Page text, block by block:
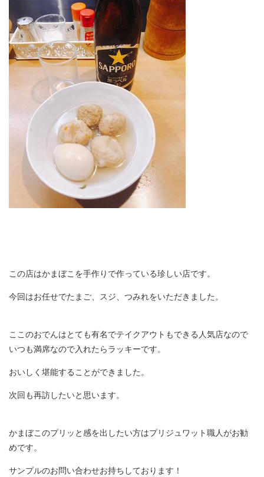
この店はかまぼこを手作りで作っている珍しい店です。
今回はお任せでたまご、スジ、つみれをいただきました。
ここのおでんはとても有名でテイクアウトもできる人気店なので
いつも満席なので入れたらラッキーです。
おいしく堪能することができました。
次回も再訪したいと思います。
かまぼこのプリッと感を出したい方はプリジュワット職人がお勧
めです。
サンプルのお問い合わせお持ちしております！